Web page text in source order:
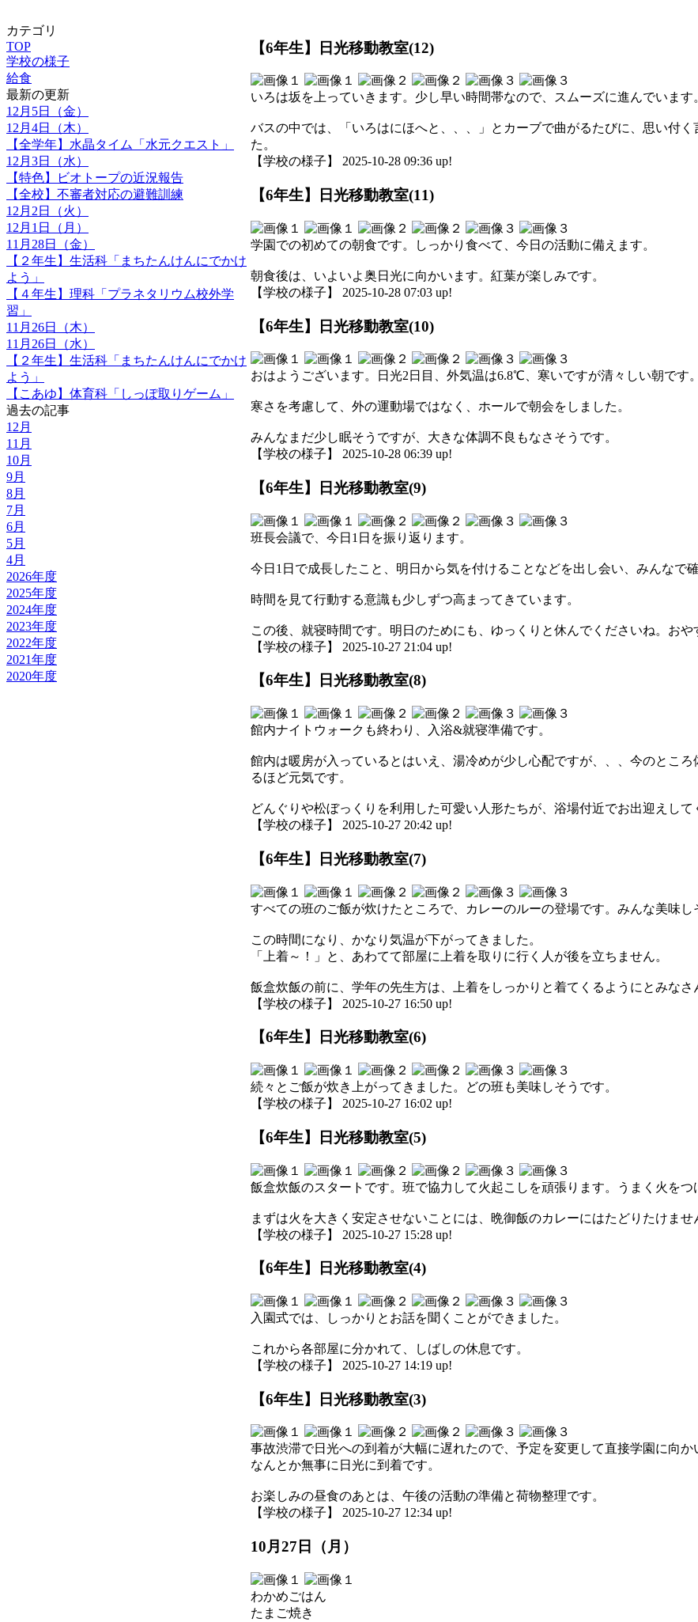
カテゴリ
TOP
学校の様子
給食
最新の更新
12月5日（金）
12月4日（木）
【全学年】水晶タイム「水元クエスト」
12月3日（水）
【特色】ビオトープの近況報告
【全校】不審者対応の避難訓練
12月2日（火）
12月1日（月）
11月28日（金）
【２年生】生活科「まちたんけんにでかけ
よう」
【４年生】理科「プラネタリウム校外学
習」
11月26日（木）
11月26日（水）
【２年生】生活科「まちたんけんにでかけ
よう」
【こあゆ】体育科「しっぽ取りゲーム」
過去の記事
12月
11月
10月
9月
8月
7月
6月
5月
4月
2026年度
2025年度
2024年度
2023年度
2022年度
2021年度
2020年度
【6年生】日光移動教室(12)
いろは坂を上っていきます。少し早い時間帯なので、スムーズに進んでいます
バスの中では、「いろはにほへと、、、」とカーブで曲がるたびに、思い付
た。
【学校の様子】 2025-10-28 09:36 up!
【6年生】日光移動教室(11)
学園での初めての朝食です。しっかり食べて、今日の活動に備えます。
朝食後は、いよいよ奥日光に向かいます。紅葉が楽しみです。
【学校の様子】 2025-10-28 07:03 up!
【6年生】日光移動教室(10)
おはようございます。日光2日目、外気温は6.8℃、寒いですが清々しい朝です。
寒さを考慮して、外の運動場ではなく、ホールで朝会をしました。
みんなまだ少し眠そうですが、大きな体調不良もなさそうです。
【学校の様子】 2025-10-28 06:39 up!
【6年生】日光移動教室(9)
班長会議で、今日1日を振り返ります。
今日1日で成長したこと、明日から気を付けることなどを出し会い、みんなで確
時間を見て行動する意識も少しずつ高まってきています。
この後、就寝時間です。明日のためにも、ゆっくりと休んでくださいね。おや
【学校の様子】 2025-10-27 21:04 up!
【6年生】日光移動教室(8)
館内ナイトウォークも終わり、入浴&就寝準備です。
館内は暖房が入っているとはいえ、湯冷めが少し心配ですが、、、今のとこ
るほど元気です。
どんぐりや松ぼっくりを利用した可愛い人形たちが、浴場付近でお出迎えして
【学校の様子】 2025-10-27 20:42 up!
【6年生】日光移動教室(7)
すべての班のご飯が炊けたところで、カレーのルーの登場です。みんな美味し
この時間になり、かなり気温が下がってきました。
「上着～！」と、あわてて部屋に上着を取りに行く人が後を立ちません。
飯盒炊飯の前に、学年の先生方は、上着をしっかりと着てくるようにとみなさ
【学校の様子】 2025-10-27 16:50 up!
【6年生】日光移動教室(6)
続々とご飯が炊き上がってきました。どの班も美味しそうです。
【学校の様子】 2025-10-27 16:02 up!
【6年生】日光移動教室(5)
飯盒炊飯のスタートです。班で協力して火起こしを頑張ります。うまく火をつ
まずは火を大きく安定させないことには、晩御飯のカレーにはたどりたけませ
【学校の様子】 2025-10-27 15:28 up!
【6年生】日光移動教室(4)
入園式では、しっかりとお話を聞くことができました。
これから各部屋に分かれて、しばしの休息です。
【学校の様子】 2025-10-27 14:19 up!
【6年生】日光移動教室(3)
事故渋滞で日光への到着が大幅に遅れたので、予定を変更して直接学園に向か
なんとか無事に日光に到着です。
お楽しみの昼食のあとは、午後の活動の準備と荷物整理です。
【学校の様子】 2025-10-27 12:34 up!
10月27日（月）
わかめごはん
たまご焼き